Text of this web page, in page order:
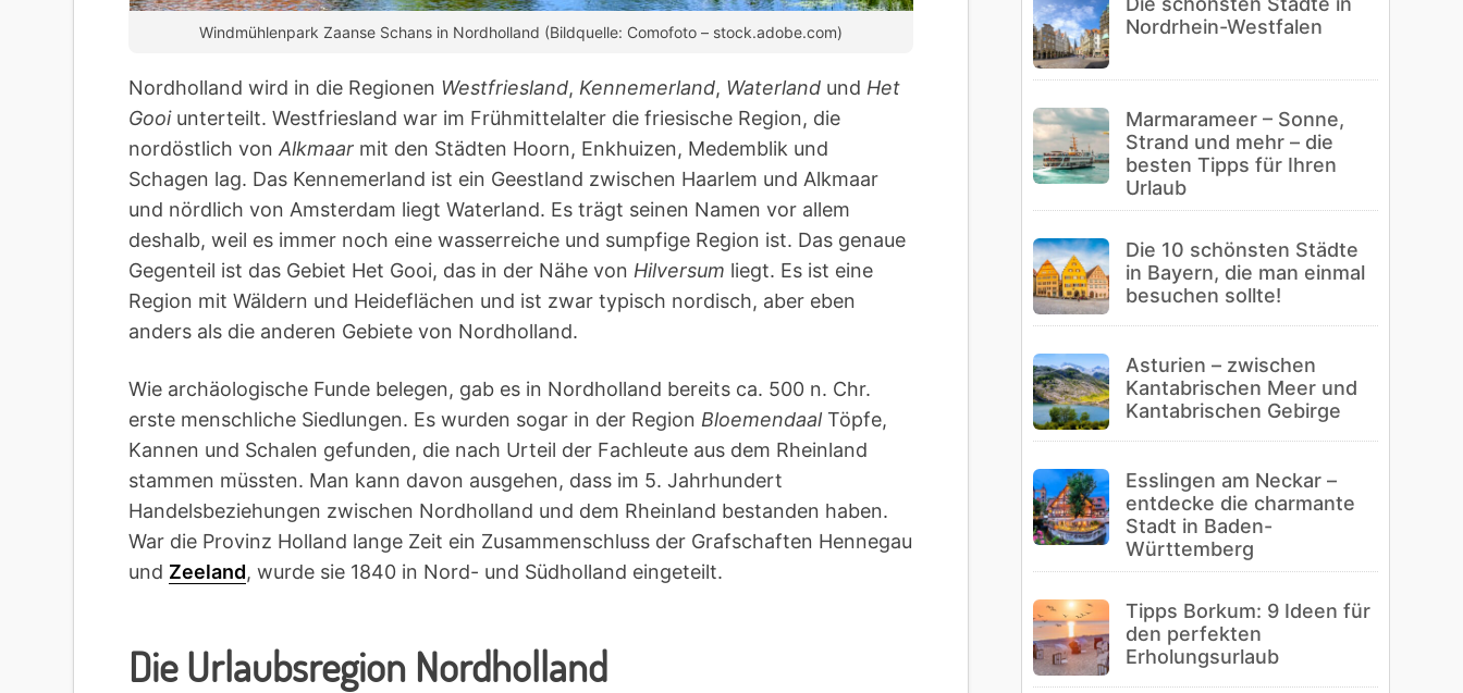
Windmühlenpark Zaanse Schans in Nordholland (Bildquelle: Comofoto – stock.adobe.com)
Nordholland wird in die Regionen Westfriesland, Kennemerland, Waterland und Het
Gooiunterteilt. Westfriesland war im Frühmittelalter die friesische Region, die
nordöstlich von Alkmaar mit den Städten Hoorn, Enkhuizen, Medemblik und
Schagen lag. Das Kennemerland ist ein Geestland zwischen Haarlem und Alkmaar
und nördlich von Amsterdam liegt Waterland. Es trägt seinen Namen vor allem
deshalb, weil es immer noch eine wasserreiche und sumpfige Region ist. Das genaue
Gegenteil ist das Gebiet Het Gooi, das in der Nähe von Hilversum liegt. Es ist eine
Region mit Wäldern und Heideflächen und ist zwar typisch nordisch, aber eben
anders als die anderen Gebiete von Nordholland.
Wie archäologische Funde belegen, gab es in Nordholland bereits ca. 500 n. Chr.
erste menschliche Siedlungen. Es wurden sogar in der Region BloemendaalTöpfe,
Kannen und Schalen gefunden, die nach Urteil der Fachleute aus dem Rheinland
stammen müssten. Man kann davon ausgehen, dass im 5. Jahrhundert
Handelsbeziehungen zwischen Nordholland und dem Rheinland bestanden haben.
War die Provinz Holland lange Zeit ein Zusammenschluss der Grafschaften Hennegau
und Zeeland, wurde sie 1840 in Nord- und Südholland eingeteilt.
Die Urlaubsregion Nordholland
Nordrhein-Westfalen
Marmarameer – Sonne,
Strand und mehr – die
besten Tipps für Ihren
Urlaub
Die 10 schönsten Städte
in Bayern, die man einmal
besuchen sollte!
Asturien – zwischen
Kantabrischen Meer und
Kantabrischen Gebirge
Esslingen am Neckar –
entdecke die charmante
Stadt in Baden-
Württemberg
Tipps Borkum: 9 Ideen für
den perfekten
Erholungsurlaub